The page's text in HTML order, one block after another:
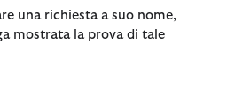
una richiesta a suo nome,
mostrata la prova di tale